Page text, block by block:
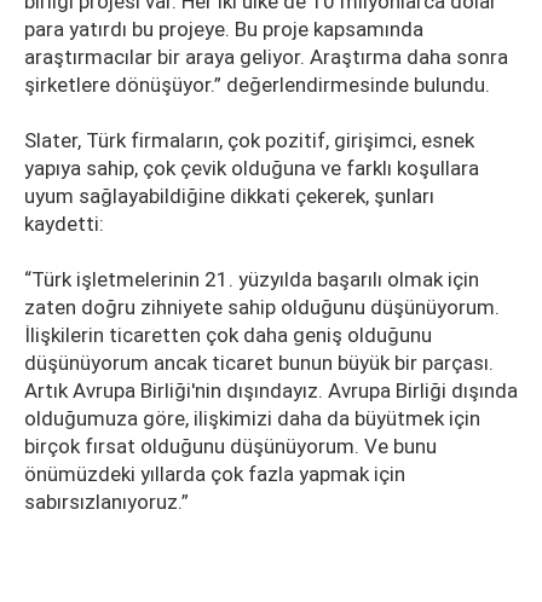
para yatırdı bu projeye. Bu proje kapsamında
araştırmacılar bir araya geliyor. Araştırma daha sonra
şirketlere dönüşüyor.” değerlendirmesinde bulundu.
Slater, Türk firmaların, çok pozitif, girişimci, esnek
yapıya sahip, çok çevik olduğuna ve farklı koşullara
uyum sağlayabildiğine dikkati çekerek, şunları
kaydetti:
“Türk işletmelerinin 21. yüzyılda başarılı olmak için
zaten doğru zihniyete sahip olduğunu düşünüyorum.
İlişkilerin ticaretten çok daha geniş olduğunu
düşünüyorum ancak ticaret bunun büyük bir parçası.
Artık Avrupa Birliği'nin dışındayız. Avrupa Birliği dışında
olduğumuza göre, ilişkimizi daha da büyütmek için
birçok fırsat olduğunu düşünüyorum. Ve bunu
önümüzdeki yıllarda çok fazla yapmak için
sabırsızlanıyoruz.”